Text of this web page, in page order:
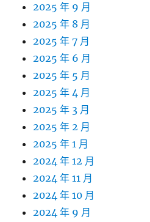
2025 年 9 月
2025 年 8 月
2025 年 7 月
2025 年 6 月
2025 年 5 月
2025 年 4 月
2025 年 3 月
2025 年 2 月
2025 年 1 月
2024 年 12 月
2024 年 11 月
2024 年 10 月
2024 年 9 月